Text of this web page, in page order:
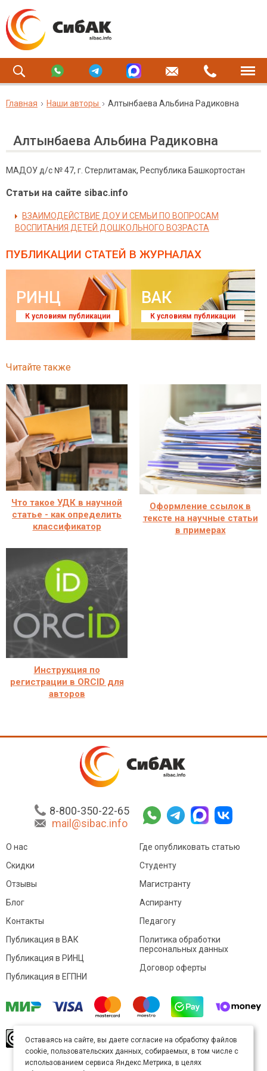
Главная Наши авторы Алтынбаева Альбина Радиковна
Алтынбаева Альбина Радиковна
МАДОУ д/с № 47, г. Стерлитамак, Республика Башкортостан
Статьи на сайте sibac.info
ВЗАИМОДЕЙСТВИЕ ДОУ И СЕМЬИ ПО ВОПРОСАМ
ВОСПИТАНИЯ ДЕТЕЙ ДОШКОЛЬНОГО ВОЗРАСТА
ПУБЛИКАЦИИ СТАТЕЙ В ЖУРНАЛАХ
РИНЦ
К условиям публикации
ВАК
К условиям публикации
Читайте также
Что такое УДК в научной
статье - как определить
классификатор
Оформление ссылок в
тексте на научные статьи
в примерах
Инструкция по
регистрации в ORCID для
авторов
8-800-350-22-65
mail@sibac.info
О нас
Скидки
Отзывы
Блог
Контакты
Где опубликовать статью
Студенту
Магистранту
Аспиранту
Педагогу
Публикация в ВАК
Публикация в РИНЦ
Публикация в ЕГПНИ
Политика обработки
персональных данных
Договор оферты
произведение доступно полицензии Creative
Commons «Attribution» («Атрибуция») 4.0
Непортированная.
Оставаясь на сайте, вы даете согласие на обработку файлов
cookie, пользовательских данных, собираемых, в том числе с
использованием сервиса Яндекс.Метрика, в целях